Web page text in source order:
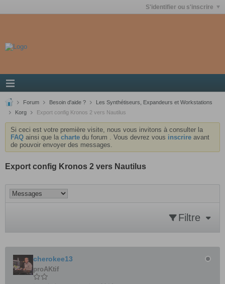
S'identifier ou s'inscrire
Forum Besoin d'aide ?
Les Synthétiseurs, Expandeurs et Workstations
Korg
Export config Kronos 2 vers Nautilus
Si ceci est votre première visite, nous vous invitons à consulter la
FAQ ainsi que la charte du forum . Vous devrez vous inscrire avant
de pouvoir envoyer des messages.
Export config Kronos 2 vers Nautilus
Filtre
cherokee13
proAKtif